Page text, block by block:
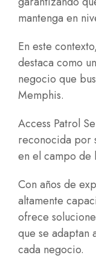
mantenga en
En este
destaca como
negocio que
Memphis.
Access Patrol
reconocida por
en el campo de
Con años de
altamente
ofrece
que se adaptan
cada negocio.